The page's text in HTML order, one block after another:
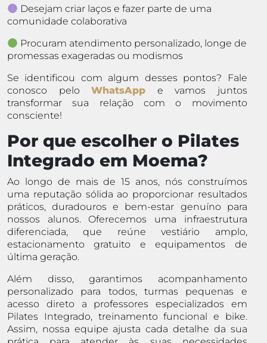
Desejam criar laços e fazer parte de uma
comunidade colaborativa
Procuram atendimento personalizado, longe de
promessas exageradas ou modismos
Se identificou com algum desses pontos? Fale
conosco peloWhatsApp e vamos juntos
transformar sua relação com o movimento
consciente!
Por que escolher o Pilates
Integrado em Moema?
Ao longo de mais de 15 anos, nós construímos
uma reputação sólida ao proporcionar resultados
práticos, duradouros e bem-estar genuíno para
nossos alunos. Oferecemos uma infraestrutura
diferenciada, que reúne vestiário amplo,
estacionamento gratuito e equipamentos de
última geração.
Além disso, garantimos acompanhamento
personalizado para todos, turmas pequenas e
acesso direto a professores especializados em
Pilates Integrado, treinamento funcional e bike.
Assim, nossa equipe ajusta cada detalhe da sua